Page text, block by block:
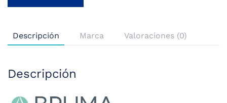
Descripción Marca Valoraciones (0)
Descripción